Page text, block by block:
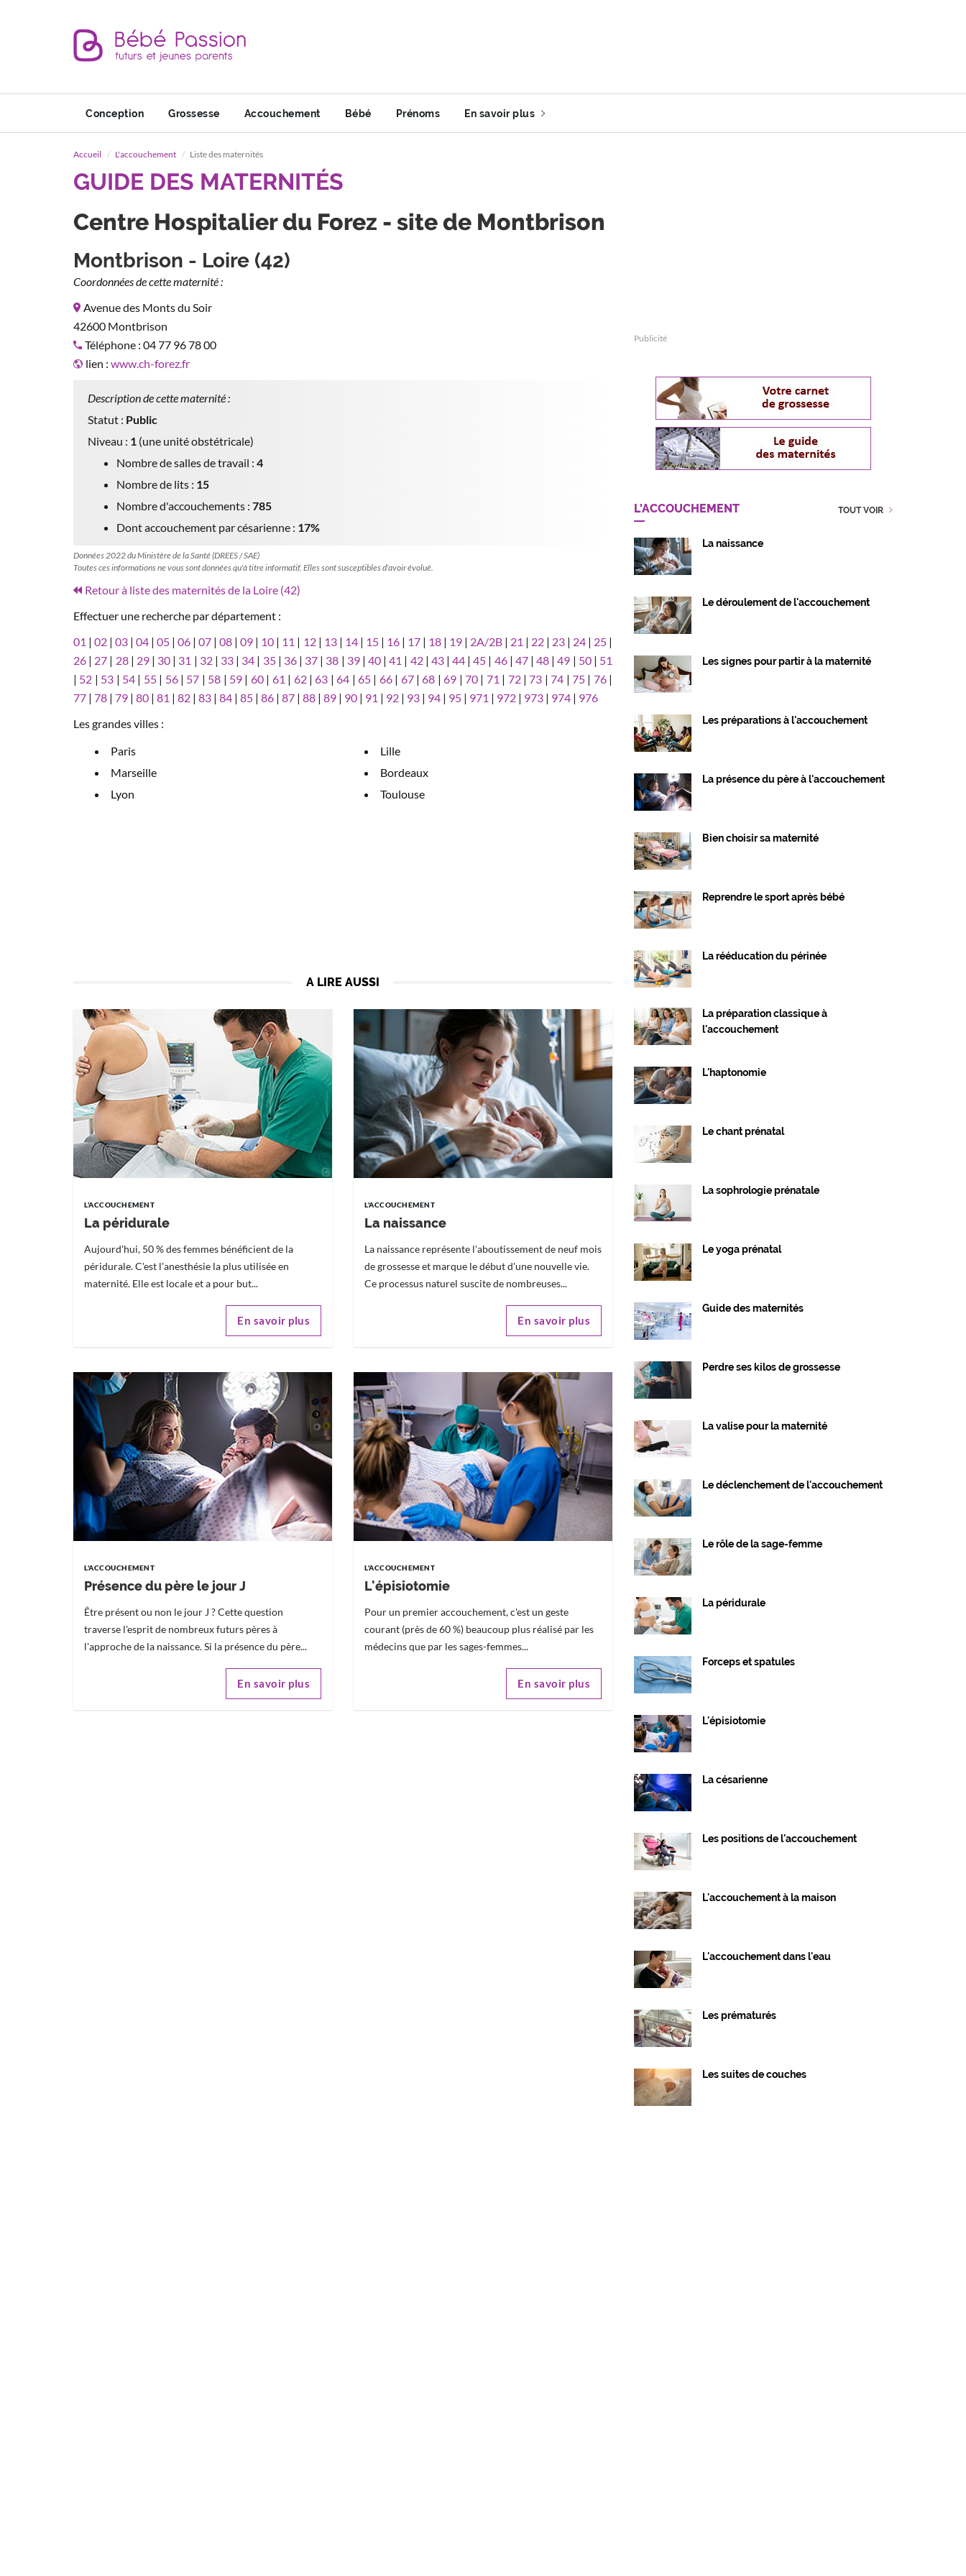
Conception Grossesse Accouchement Bébé Prénoms En savoir plus
Accueil L'accouchement Liste des maternités
GUIDE DES MATERNITÉS
Centre Hospitalier du Forez - site de Montbrison
Montbrison - Loire (42)
Coordonnées de cette maternité :
Avenue des Monts du Soir
42600 Montbrison
Téléphone : 04 77 96 78 00
lien : www.ch-forez.fr
Description de cette maternité :
Statut : Public
Niveau : 1 (une unité obstétricale)
Nombre de salles de travail : 4
Nombre de lits : 15
Nombre d'accouchements : 785
Dont accouchement par césarienne : 17%
Données 2022 du Ministère de la Santé (DREES / SAE)
Toutes ces informations ne vous sont données qu'à titre informatif. Elles sont susceptibles d'avoir évolué.
Retour à liste des maternités de la Loire (42)
Effectuer une recherche par département :
01 |02 |03 |04 |05 |06 |07 |08 |09 | 10 | 11 | 12| 13| 14| 15| 16| 17| 18| 19| 2A/2B| 21 | 22| 23 | 24 | 25 |
26 | 27 | 28| 29| 30 | 31 | 32| 33| 34 | 35| 36| 37 | 38 | 39| 40|41 | 42| 43|44 |45 | 46| 47|48 |49 | 50| 51
| 52 | 53 | 54 | 55| 56| 57 | 58 | 59 | 60| 61 | 62|63 |64 | 65| 66| 67|68 |69 |70 | 71 | 72|73 |74 |75 | 76|
77 | 78 | 79 | 80 | 81 | 82 | 83 | 84 | 85 | 86 | 87 | 88 | 89 | 90 | 91 | 92 | 93 | 94 | 95 | 971 | 972 | 973 | 974 | 976
Les grandes villes :
Paris
Marseille
Lyon
Lille
Bordeaux
Toulouse
A LIRE AUSSI
L'ACCOUCHEMENT
La péridurale
Aujourd'hui, 50 % des femmes bénéficient de la
péridurale. C'est l'anesthésie la plus utilisée en
maternité. Elle est locale et a pour but...
En savoir plus
L'ACCOUCHEMENT
La naissance
La naissance représente l'aboutissement de neuf mois
de grossesse et marque le début d'une nouvelle vie.
Ce processus naturel suscite de nombreuses...
En savoir plus
L'ACCOUCHEMENT
Présence du père le jour J
Être présent ou non le jour J ? Cette question
traverse l'esprit de nombreux futurs pères à
l'approche de la naissance. Si la présence du père...
En savoir plus
L'ACCOUCHEMENT
L'épisiotomie
Pour un premier accouchement, c'est un geste
courant (près de 60 %) beaucoup plus réalisé par les
médecins que par les sages-femmes...
En savoir plus
Publicité
L'ACCOUCHEMENT TOUT VOIR
La naissance
Le déroulement de l'accouchement
Les signes pour partir à la maternité
Les préparations à l'accouchement
La présence du père à l'accouchement
Bien choisir sa maternité
Reprendre le sport après bébé
La rééducation du périnée
La préparation classique à
l'accouchement
L'haptonomie
Le chant prénatal
La sophrologie prénatale
Le yoga prénatal
Guide des maternités
Perdre ses kilos de grossesse
La valise pour la maternité
Le déclenchement de l'accouchement
Le rôle de la sage-femme
La péridurale
Forceps et spatules
L'épisiotomie
La césarienne
Les positions de l'accouchement
L'accouchement à la maison
L'accouchement dans l'eau
Les prématurés
Les suites de couches